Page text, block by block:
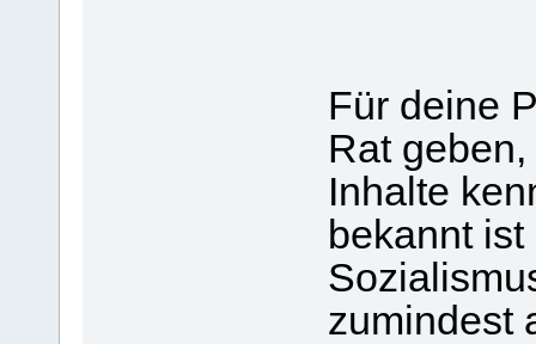
Für deine
Rat
Inhalte
bekannt
zumindest